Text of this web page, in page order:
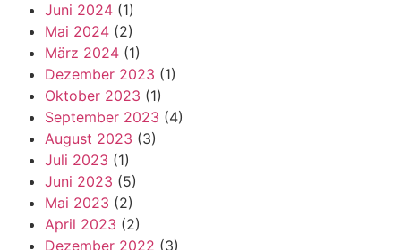
Juni 2024 (1)
Mai 2024 (2)
März 2024 (1)
Dezember 2023 (1)
Oktober 2023 (1)
September 2023 (4)
August 2023 (3)
Juli 2023 (1)
Juni 2023 (5)
Mai 2023 (2)
April 2023 (2)
Dezember 2022 (3)